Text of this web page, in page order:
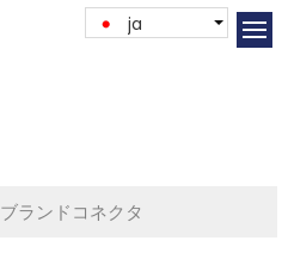
ja
ブランドコネクタ